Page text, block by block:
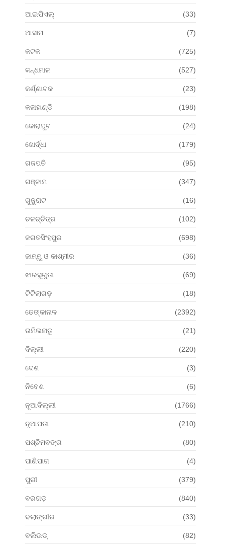
ଆଇପିଏଲ୍ (33)
ଆସାମ (7)
କଟକ (725)
କନ୍ଧମାଳ (527)
କର୍ଣ୍ଣାଟକ (23)
କଳାହାଣ୍ଡି (198)
କୋରାପୁଟ (24)
ଖୋର୍ଦ୍ଧା (179)
ଗଜପତି (95)
ଗଞ୍ଜାମ (347)
ଗୁଜୁରାଟ (16)
ଚଳଚ୍ଚିତ୍ର (102)
ଜଗତସିଂହପୁର (698)
ଜାମ୍ମୁ ଓ କାଶ୍ମୀର (36)
ଝାରସୁଗୁଡା (69)
ଟିଟିଲାଗଡ଼ (18)
ଢେଙ୍କାନାଳ (2392)
ତାମିଲନାଡୁ (21)
ଦିଲ୍ଲୀ (220)
ଦେଶ (3)
ନିବେଶ (6)
ନୂଆଦିଲ୍ଲୀ (1766)
ନୂଆପଡା (210)
ପଶ୍ଚିମବଙ୍ଗ (80)
ପାଣିପାଗ (4)
ପୁରୀ (379)
ବରଗଡ଼ (840)
ବଲାଙ୍ଗୀର (33)
ବଲିଉଡ୍ (82)